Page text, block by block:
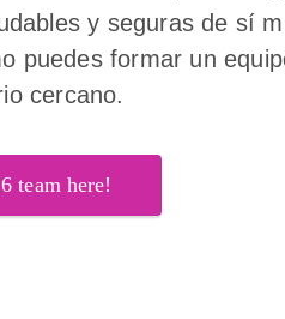
y seguras de sí
puedes formar un
cercano.
team here!